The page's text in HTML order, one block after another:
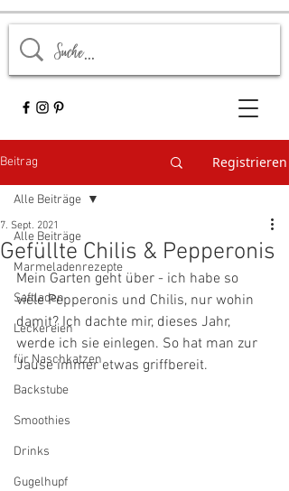
Beitrag Registrieren
Alle Beiträge
Marmeladenrezepte
Saftladen
Leckereien
für Naschkatzen
Backstube
Smoothies
Drinks
Gugelhupf
Alle Beiträge
Gefüllte Chilis & Pepperonis
7. Sept. 2021
Mein Garten geht über - ich habe so
viele Pepperonis und Chilis, nur wohin
damit? Ich dachte mir, dieses Jahr,
werde ich sie einlegen. So hat man zur
Jause immer etwas griffbereit.